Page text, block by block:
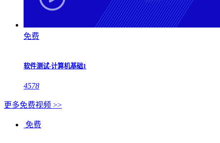
免费
软件测试-计算机基础1
4578
更多免费视频 >>
免费